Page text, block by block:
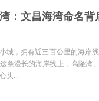
：文昌海湾命名背
城，拥有近三百公里的海岸
条漫长的海岸线上，高隆湾
头...